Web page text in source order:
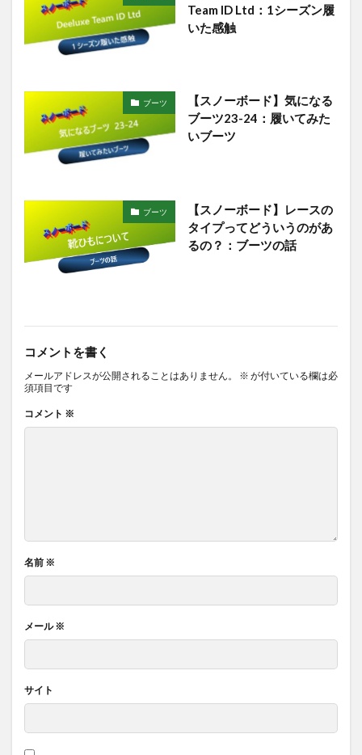
Team ID Ltd：1シーズン履
いた感触
ブーツ
【スノーボード】気になる
ブーツ23-24：履いてみた
いブーツ
ブーツ
【スノーボード】レースの
タイプってどういうのがあ
るの？：ブーツの話
コメントを書く
メールアドレスが公開されることはありません。 ※ が付いている欄は必
須項目です
コメント ※
名前 ※
メール※
サイト